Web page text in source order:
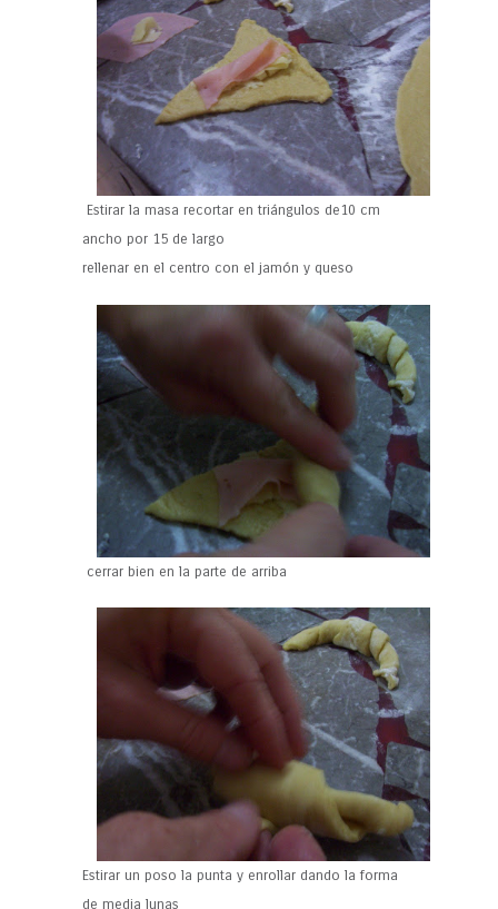
Estirar la masa recortar en triángulos de10 cm
ancho por 15 de largo
rellenar en el centro con el jamón y queso
cerrar bien en la parte de arriba
Estirar un poso la punta y enrollar dando la forma
de media lunas